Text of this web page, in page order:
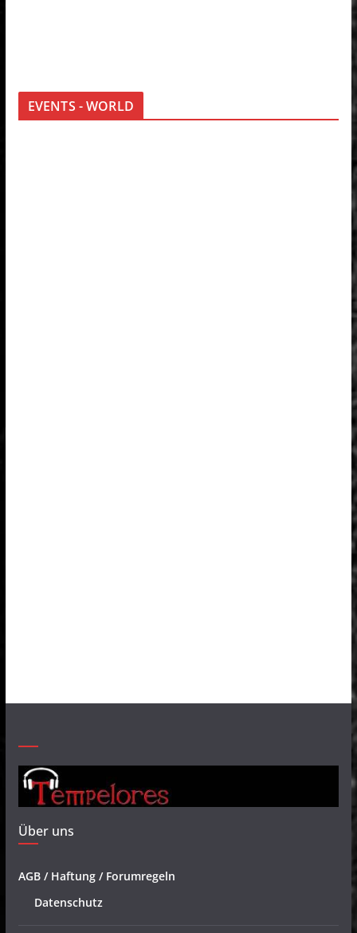
EVENTS - WORLD
Über uns
AGB / Haftung / Forumregeln
Datenschutz